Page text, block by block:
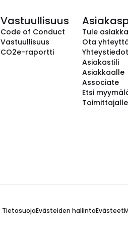
Vastuullisuus
Code of Conduct
Vastuullisuus
CO2e-raportti
Tule
Ota
Yhteystiedot
Asiakastili
Asiakkaalle
Associate
Etsi
Toimittajalle
TietosuojaEvästeiden hallintaEvästeet